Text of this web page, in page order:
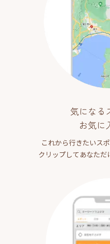
気になる
お気に
これから行きたいス
クリップしてあなただ